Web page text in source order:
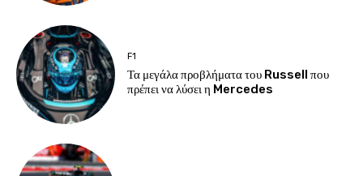
F1
Τα μεγάλα προβλήματα του Russell που
πρέπει να λύσει η Mercedes